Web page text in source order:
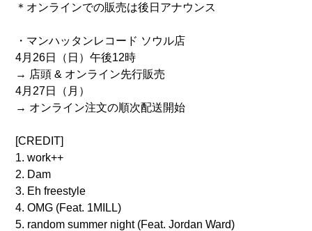
＊オンラインでの販売は後日アナウンス
・マンハッタンレコード ソウル店
4月26日（日）午後12時
→ 店頭 & オンライン先行販売
4月27日（月）
→ オンライン注文の順次配送開始
[CREDIT]
1. work++
2. Dam
3. Eh freestyle
4. OMG (Feat. 1MILL)
5. random summer night (Feat. Jordan Ward)